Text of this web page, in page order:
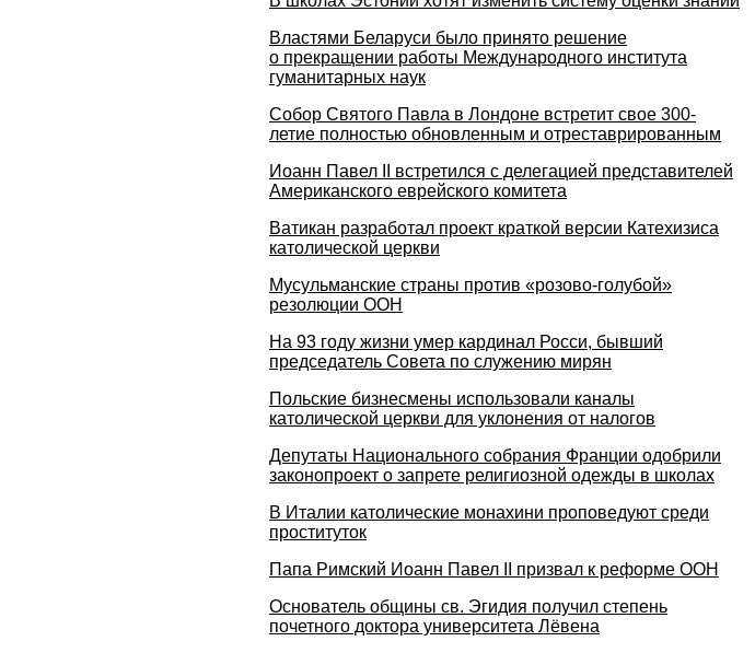
Властями Беларуси было принято решение
о прекращении работы Международного института
гуманитарных наук
Собор Святого Павла в Лондоне встретит свое 300-
летие полностью обновленным и отреставрированным
Иоанн Павел II встретился с делегацией представителей
Американского еврейского комитета
Ватикан разработал проект краткой версии Катехизиса
католической церкви
Мусульманские страны против «розово-голубой»
резолюции ООН
На 93 году жизни умер кардинал Росси, бывший
председатель Совета по служению мирян
Польские бизнесмены использовали каналы
католической церкви для уклонения от налогов
Депутаты Национального собрания Франции одобрили
законопроект о запрете религиозной одежды в школах
В Италии католические монахини проповедуют среди
проституток
Папа Римский Иоанн Павел II призвал к реформе ООН
Основатель общины св. Эгидия получил степень
почетного доктора университета Лёвена